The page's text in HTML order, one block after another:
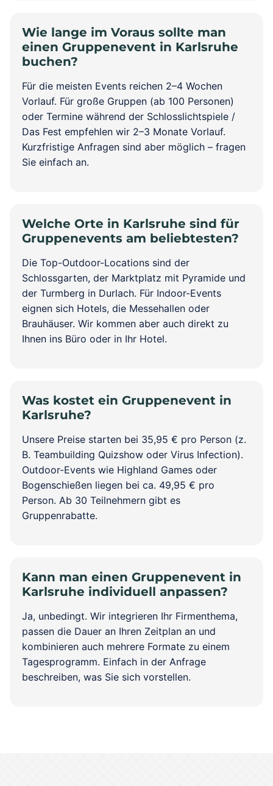
Wie lange im Voraus sollte man
einen Gruppenevent in Karlsruhe
buchen?
Für die meisten Events reichen 2–4 Wochen
Vorlauf. Für große Gruppen (ab 100 Personen)
oder Termine während der Schlosslichtspiele /
Das Fest empfehlen wir 2–3 Monate Vorlauf.
Kurzfristige Anfragen sind aber möglich – fragen
Sie einfach an.
Welche Orte in Karlsruhe sind für
Gruppenevents am beliebtesten?
Die Top-Outdoor-Locations sind der
Schlossgarten, der Marktplatz mit Pyramide und
der Turmberg in Durlach. Für Indoor-Events
eignen sich Hotels, die Messehallen oder
Brauhäuser. Wir kommen aber auch direkt zu
Ihnen ins Büro oder in Ihr Hotel.
Was kostet ein Gruppenevent in
Karlsruhe?
Unsere Preise starten bei 35,95 € pro Person (z.
B. Teambuilding Quizshow oder Virus Infection).
Outdoor-Events wie Highland Games oder
Bogenschießen liegen bei ca. 49,95 € pro
Person. Ab 30 Teilnehmern gibt es
Gruppenrabatte.
Kann man einen Gruppenevent in
Karlsruhe individuell anpassen?
Ja, unbedingt. Wir integrieren Ihr Firmenthema,
passen die Dauer an Ihren Zeitplan an und
kombinieren auch mehrere Formate zu einem
Tagesprogramm. Einfach in der Anfrage
beschreiben, was Sie sich vorstellen.